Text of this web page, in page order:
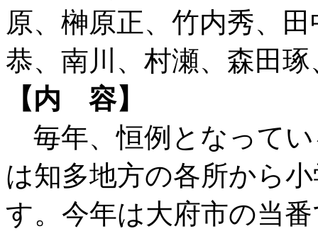
原、榊原正、竹内秀、
恭、南川、村瀬、森田
【内 容】
毎年、恒例となって
は知多地方の各所から
す。今年は大府市の当